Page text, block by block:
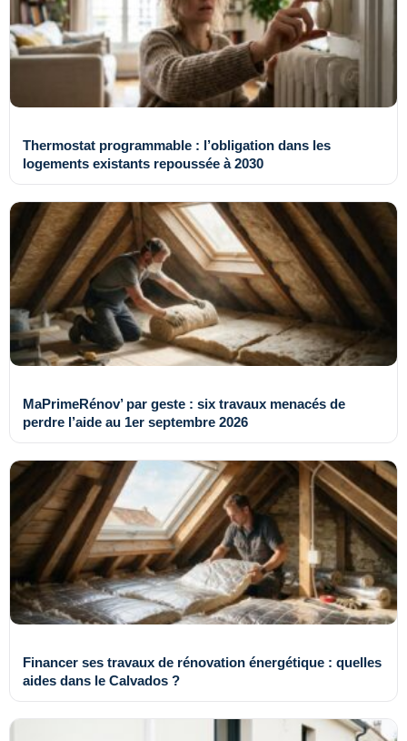
Thermostat programmable : l’obligation dans les
logements existants repoussée à 2030
MaPrimeRénov’ par geste : six travaux menacés de
perdre l’aide au 1er septembre 2026
Financer ses travaux de rénovation énergétique : quelles
aides dans le Calvados ?